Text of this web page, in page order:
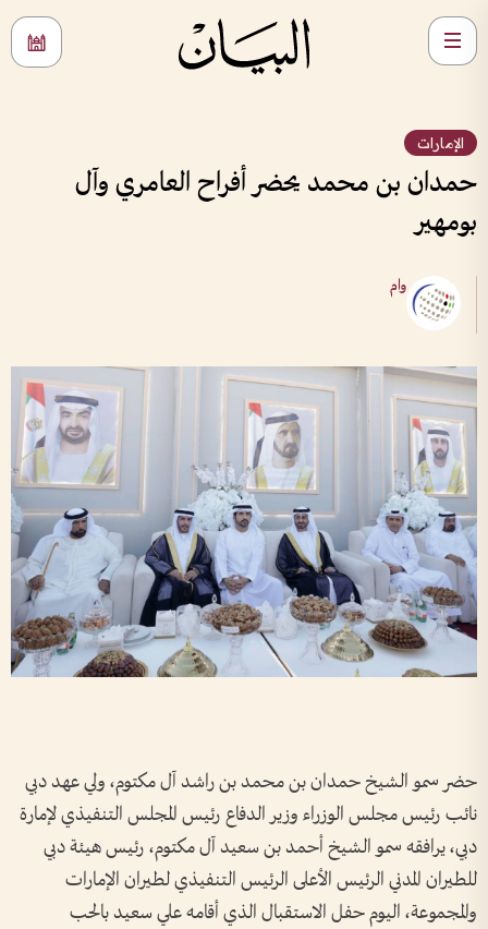
الإمارات
حمدان بن محمد يحضر أفراح العامري وآل
بومهير
وام
حضر سمو الشيخ حمدان بن محمد بن راشد آل مكتوم، ولي عهد دبي
نائب رئيس مجلس الوزراء وزير الدفاع رئيس المجلس التنفيذي لإمارة
دبي، يرافقه سمو الشيخ أحمد بن سعيد آل مكتوم، رئيس هيئة دبي
للطيران المدني الرئيس الأعلى الرئيس التنفيذي لطيران الإمارات
والمجموعة، اليوم حفل الاستقبال الذي أقامه علي سعيد بالحب